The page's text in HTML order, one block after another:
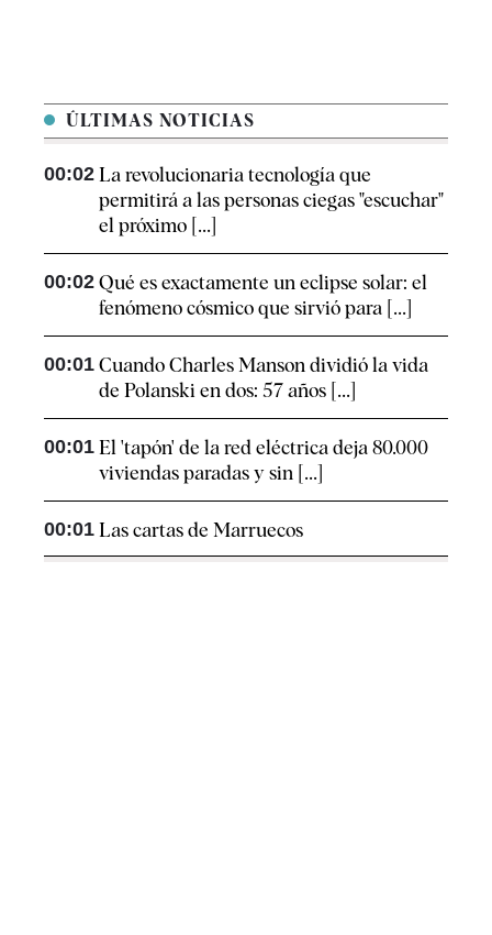
ÚLTIMAS NOTICIAS
00:02 La revolucionaria tecnología que
permitirá a las personas ciegas "escuchar"
el próximo [...]
00:02 Qué es exactamente un eclipse solar: el
fenómeno cósmico que sirvió para [...]
00:01 Cuando Charles Manson dividió la vida
de Polanski en dos: 57 años [...]
00:01 El 'tapón' de la red eléctrica deja 80.000
viviendas paradas y sin [...]
00:01 Las cartas de Marruecos